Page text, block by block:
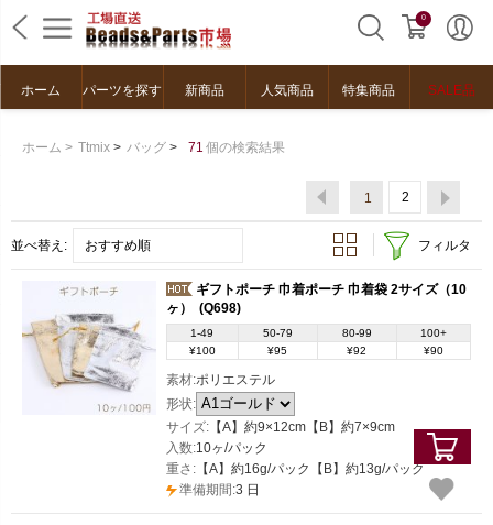
0
ホーム パーツを探す 新商品 人気商品 特集商品 SALE品
ホーム > Ttmix > バッグ > 71 個の検索結果
1 2
並べ替え: おすすめ順 フィルタ
ギフトポーチ 巾着ポーチ 巾着袋 2サイズ（10
ヶ）
(Q698)
1-49 50-79 80-99
100+
¥100
¥95 ¥92 ¥90
素材:ポリエステル
形状:
サイズ:【A】約9×12cm【B】約7×9cm
入数:10ヶ/パック
重さ:【A】約16g/パック【B】約13g/パック
準備期間:3 日